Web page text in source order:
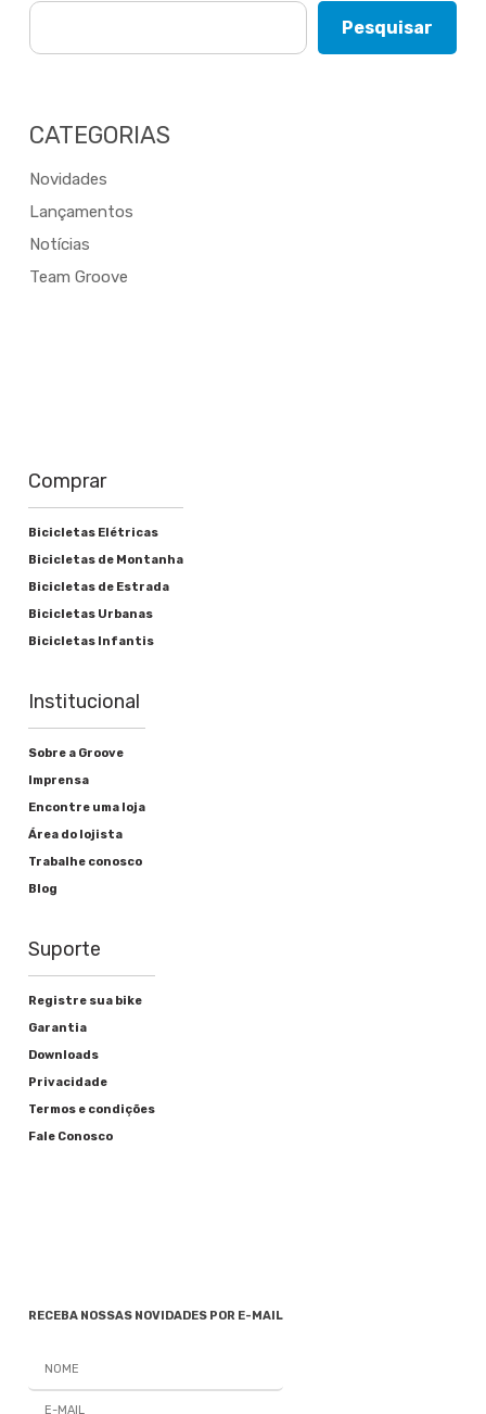
Pesquisar
CATEGORIAS
Novidades
Lançamentos
Notícias
Team Groove
Comprar
Bicicletas Elétricas
Bicicletas de Montanha
Bicicletas de Estrada
Bicicletas Urbanas
Bicicletas Infantis
Institucional
Sobre a Groove
Imprensa
Encontre uma loja
Área do lojista
Trabalhe conosco
Blog
Suporte
Registre sua bike
Garantia
Downloads
Privacidade
Termos e condições
Fale Conosco
RECEBA NOSSAS NOVIDADES POR E-MAIL